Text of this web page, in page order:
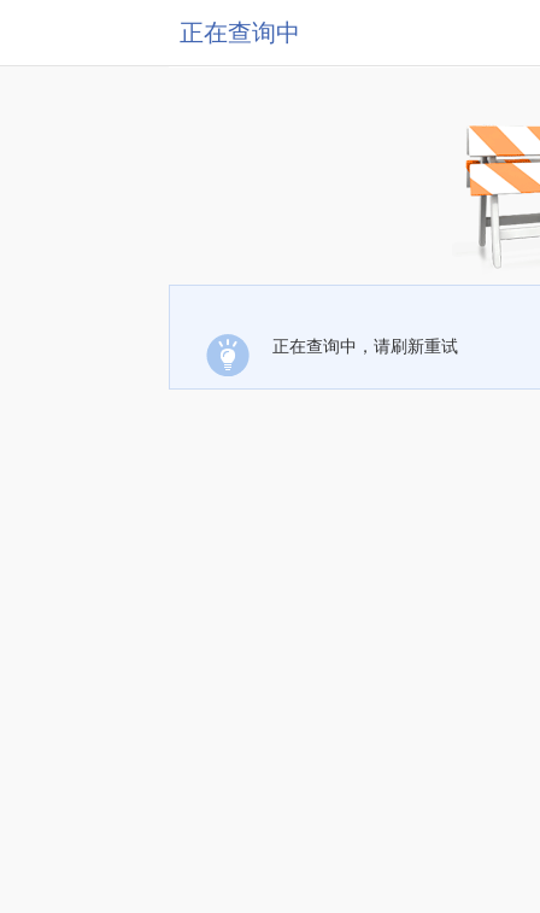
正在查询中
正在查询中，请刷新重试